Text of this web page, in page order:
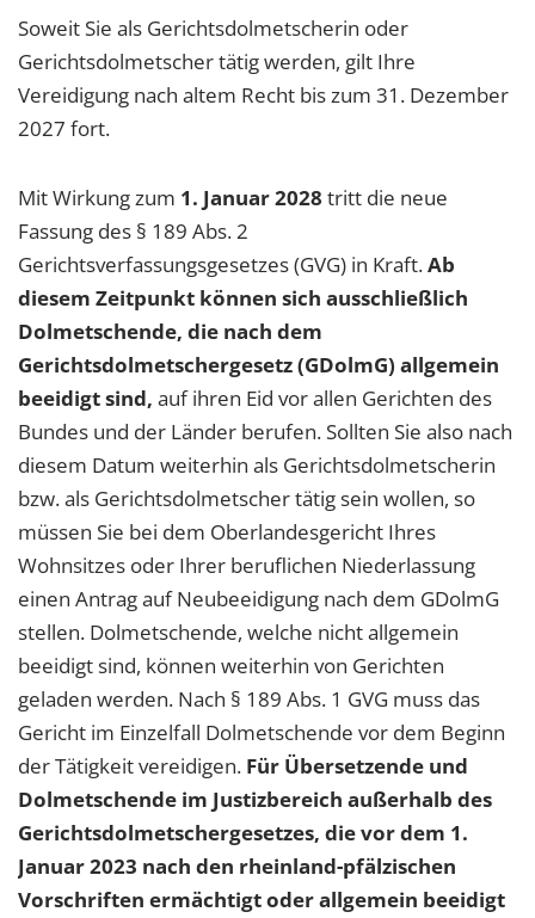
Soweit Sie als Gerichtsdolmetscherin oder
Gerichtsdolmetscher tätig werden, gilt Ihre
Vereidigung nach altem Recht bis zum 31. Dezember
2027 fort.
Mit Wirkung zum 1. Januar 2028 tritt die neue
Fassung des § 189 Abs. 2
Gerichtsverfassungsgesetzes (GVG) in Kraft.Ab
diesem Zeitpunkt können sich ausschließlich
Dolmetschende, die nach dem
Gerichtsdolmetschergesetz (GDolmG) allgemein
beeidigt sind, auf ihren Eid vor allen Gerichten des
Bundes und der Länder berufen. Sollten Sie also nach
diesem Datum weiterhin als Gerichtsdolmetscherin
bzw. als Gerichtsdolmetscher tätig sein wollen, so
müssen Sie bei dem Oberlandesgericht Ihres
Wohnsitzes oder Ihrer beruflichen Niederlassung
einen Antrag auf Neubeeidigung nach dem GDolmG
stellen. Dolmetschende, welche nicht allgemein
beeidigt sind, können weiterhin von Gerichten
geladen werden. Nach § 189 Abs. 1 GVG muss das
Gericht im Einzelfall Dolmetschende vor dem Beginn
der Tätigkeit vereidigen. Für Übersetzende und
Dolmetschende im Justizbereich außerhalb des
Gerichtsdolmetschergesetzes, die vor dem 1.
Januar 2023 nach den rheinland-pfälzischen
Vorschriften ermächtigt oder allgemein beeidigt